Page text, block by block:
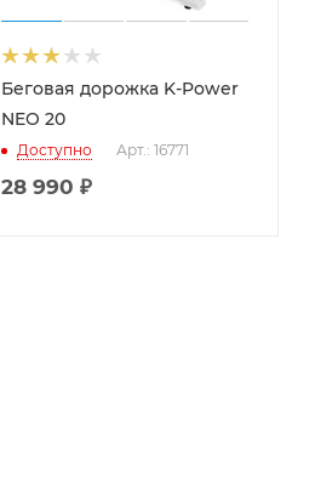
Беговая дорожка K-Power
NEO 20
Доступно Арт.: 16771
28 990 ₽